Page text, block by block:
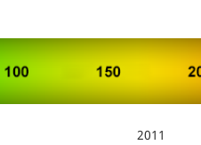
2011